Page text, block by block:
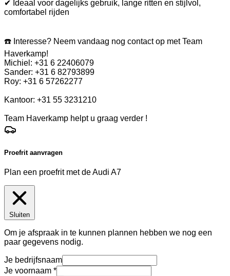
✔ Ideaal voor dagelijks gebruik, lange ritten en stijlvol,
comfortabel rijden
☎️ Interesse? Neem vandaag nog contact op met Team
Haverkamp!
Michiel: +31 6 22406079
Sander: +31 6 82793899
Roy: +31 6 57262277
Kantoor: +31 55 3231210
Team Haverkamp helpt u graag verder !
Proefrit aanvragen
Plan een proefrit met de Audi A7
Sluiten
Om je afspraak in te kunnen plannen hebben we nog een
paar gegevens nodig.
Je bedrijfsnaam
Je voornaam